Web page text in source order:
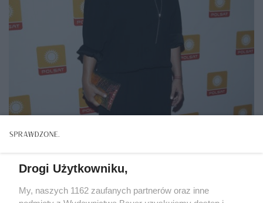
Drogi Użytkowniku,
My, naszych 1162 zaufanych partnerów oraz inne